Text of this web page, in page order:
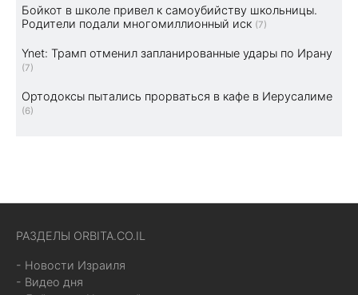
Бойкот в школе привел к самоубийству школьницы.
Родители подали многомиллионный иск (7)
Ynet: Трамп отменил запланированные удары по Ирану
(7)
Ортодоксы пытались прорваться в кафе в Иерусалиме
(6)
РАЗДЕЛЫ ORBITA.CO.IL
- Новости Израиля
- Видео дня